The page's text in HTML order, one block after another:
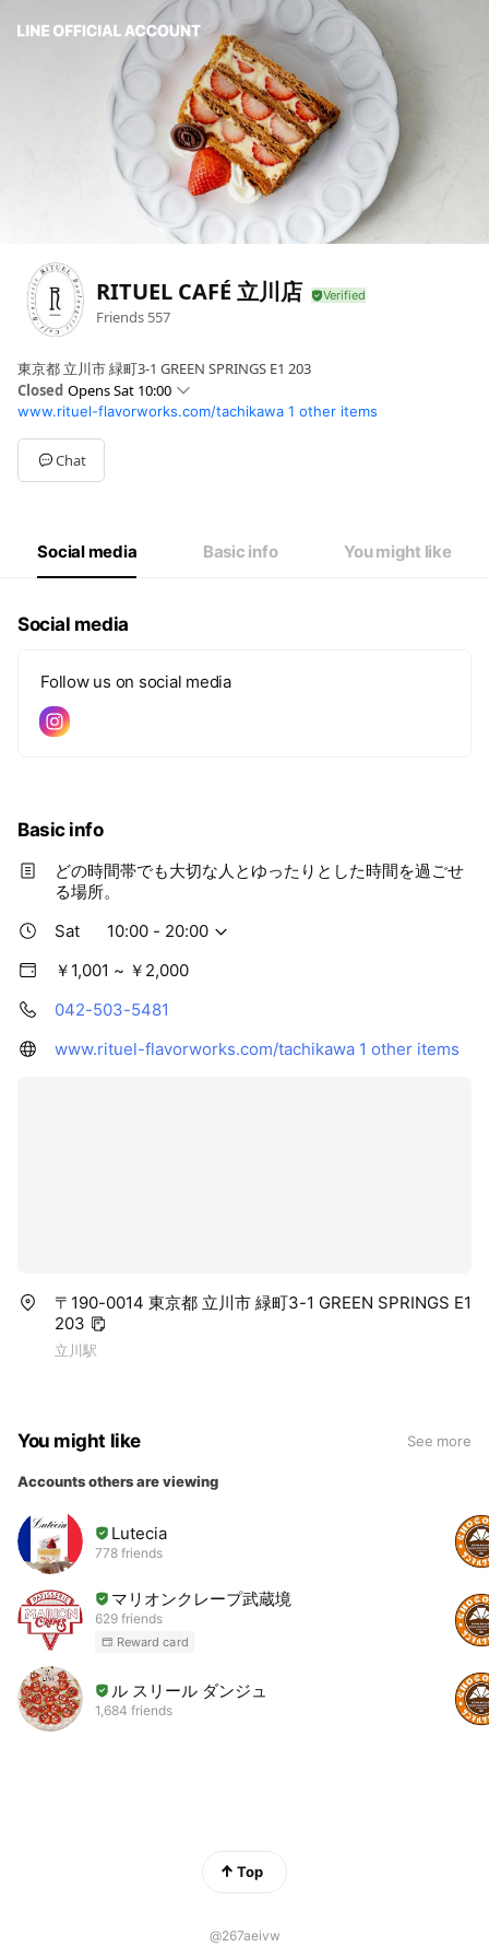
RITUEL CAFÉ 立川店
Friends 557
東京都 立川市 緑町3-1 GREEN SPRINGS E1 203
Closed Opens Sat 10:00
Sun10:00 - 20:00
Mon10:00 - 20:00
Tue10:00 - 20:00
Wed10:00 - 20:00
10:00 - 20:00
www.rituel-flavorworks.com/tachikawa 1 other items
Chat
Social media Basic info You might like
Social media
Follow us on social media
Basic info
どの時間帯でも大切な人とゆったりとした時間を過ごせ
る場所。
Sat
10:00 - 20:00
￥1,001 ~ ￥2,000
042-503-5481
www.rituel-flavorworks.com/tachikawa 1 other items
〒190-0014 東京都 立川市 緑町3-1 GREEN SPRINGS E1
203
立川駅
You might like See more
Accounts others are viewing
Lutecia
778 friends
マリオンクレープ武蔵境
629 friends
Reward card
ル スリール ダンジュ
1,684 friends
Top
@267aeivw